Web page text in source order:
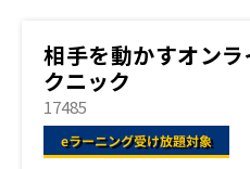
相手を動かすオン
クニック
17485